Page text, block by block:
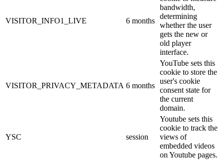
VISITOR_INFO1_LIVE 6 months
bandwidth,
determining
whether the user
gets the new or
old player
interface.
VISITOR_PRIVACY_METADATA 6 months
YouTube sets this
cookie to store the
user's cookie
consent state for
the current
domain.
YSC session
Youtube sets this
cookie to track the
views of
embedded videos
on Youtube pages.